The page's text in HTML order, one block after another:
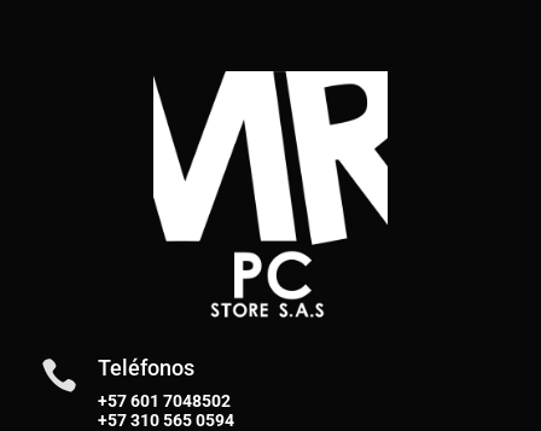
 Teléfonos
+57 601 7048502
+57310 565 0594